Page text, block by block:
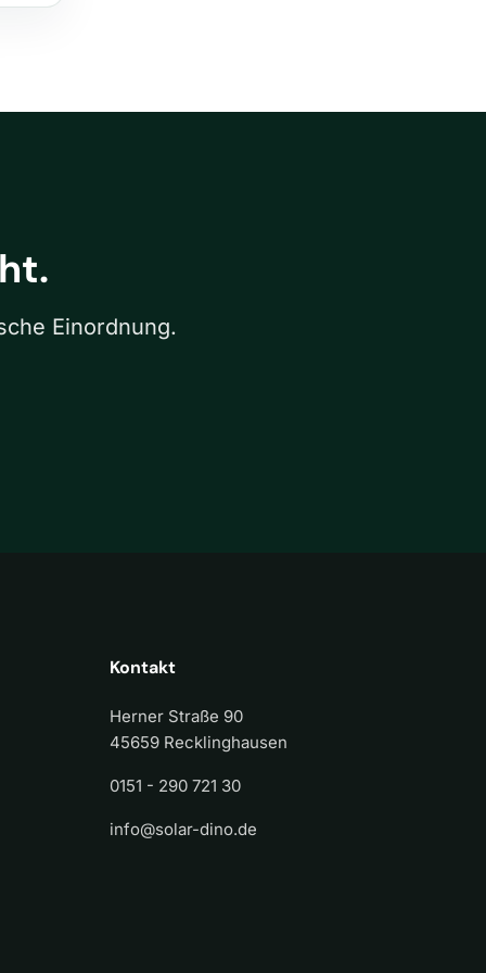
Einordnung.
Kontakt
Herner Straße 90
45659 Recklinghausen
0151 - 290 721 30
info@solar-dino.de